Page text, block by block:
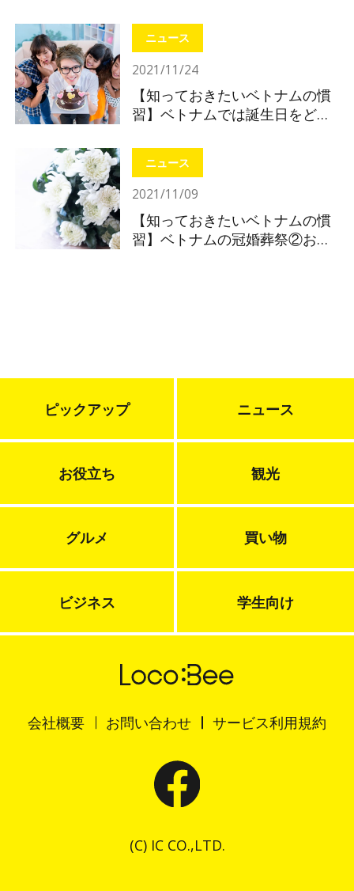
ニュース
2021/11/24
【知っておきたいベトナムの慣
習】ベトナムでは誕生日をどう
ニュース
2021/11/09
【知っておきたいベトナムの慣
習】ベトナムの冠婚葬祭②お葬
ピックアップ ニュース
お役立ち 観光
グルメ 買い物
ビジネス 学生向け
会社概要 お問い合わせ サービス利用規約
(C) IC CO.,LTD.